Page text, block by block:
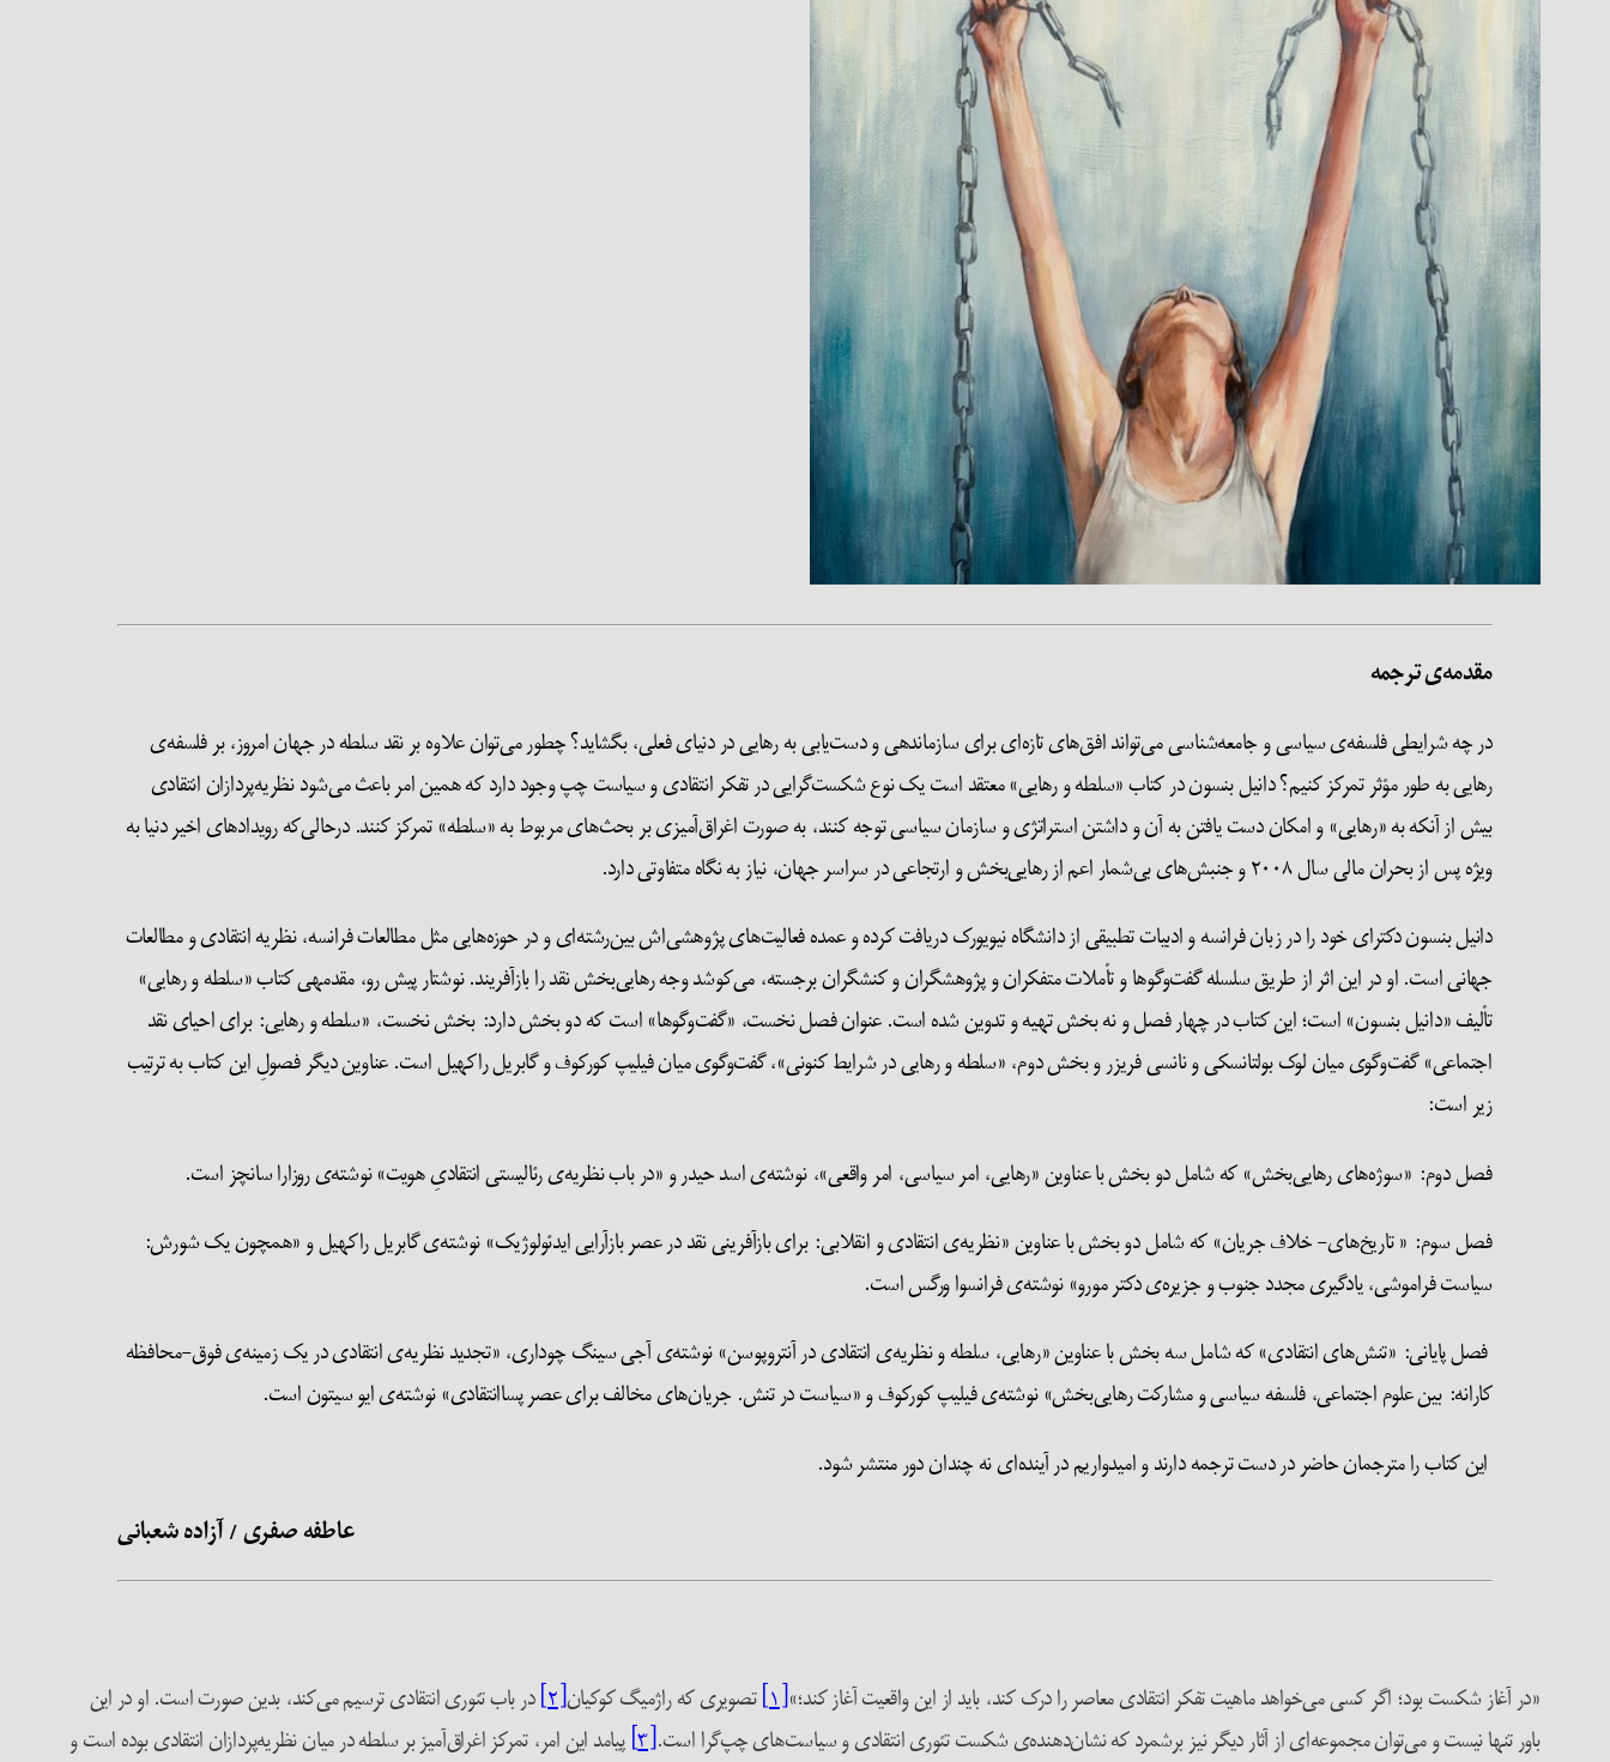
مقدمه‌ی ترجمه
در چه شرایطی فلسفه‌ی سیاسی و جامعه‌شناسی می‌تواند افق‌های تازه‌ای برای سازماندهی و دست‌یابی به رهایی در دنیای فعلی، بگشاید؟ چطور می‌توان علاوه بر نقد سلطه در جهان امروز، بر فلسفه‌ی
رهایی به طور مؤثر تمرکز کنیم؟ دانیل بنسون در کتاب «سلطه و رهایی» معتقد است یک نوع شکست‌گرایی در تفکر انتقادی و سیاست چپ وجود دارد که همین امر باعث می‌شود نظریه‌پردازان انتقادی
بیش از آنکه به «رهایی» و امکان دست یافتن به آن و داشتن استراتژی و سازمان سیاسی توجه کنند، به صورت اغراق‌آمیزی بر بحث‌های مربوط به «سلطه» تمرکز کنند. درحالی‌که رویدادهای اخیر دنیا به
ویژه پس از بحران مالی سال ۲۰۰۸ و جنبش‌های بی‌شمار اعم از رهایی‌بخش و ارتجاعی در سراسر جهان، نیاز به نگاه متفاوتی دارد.
دانیل بنسون دکترای خود را در زبان فرانسه و ادبیات تطبیقی از دانشگاه نیویورک دریافت کرده و عمده فعالیت‌های پژوهشی‌اش بین‌رشته‌ای و در حوزه‌هایی مثل مطالعات فرانسه، نظریه انتقادی و مطالعات
جهانی است. او در این اثر از طریق سلسله گفت‌وگوها و تأملات متفکران و پژوهشگران و کنشگران برجسته، می‌کوشد وجه رهایی‌بخش نقد را بازآفریند. نوشتار پیش رو، مقدمه­ی کتاب «سلطه و رهایی»
تألیف «دانیل بنسون» است؛ این کتاب در چهار فصل و نه بخش تهیه و تدوین شده است. عنوان فصل نخست، «گفت‌وگوها» است که دو بخش دارد: بخش نخست، «سلطه و رهایی: برای احیای نقد
اجتماعی» گفت‌وگوی میان لوک بولتانسکی و نانسی فریزر و بخش دوم، «سلطه و رهایی در شرایط کنونی»، گفت‌وگوی میان فیلیپ کورکوف و گابریل راکهیل است. عناوین دیگر فصولِ این کتاب به ترتیب
زیر است:
فصل دوم: «سوژه‌های رهایی‌بخش» که شامل دو بخش با عناوین «رهایی، امر سیاسی، امر واقعی»، نوشته‌ی اسد حیدر و «در باب نظریه‌ی رئالیستی انتقادیِ هویت» نوشته‌ی روزارا سانچز است.
فصل سوم: « تاریخ‌های- خلاف جریان» که شامل دو بخش با عناوین «نظریه‌ی انتقادی و انقلابی: برای بازآفرینی نقد در عصر بازآرایی ایدئولوژیک» نوشته‌ی گابریل راکهیل و «همچون یک شورش:
سیاست فراموشی، یادگیری مجدد جنوب و جزیره‌ی دکتر مورو» نوشته‌ی فرانسوا ورگس است.
فصل پایانی: «تنش‌های انتقادی» که شامل سه بخش با عناوین «رهایی، سلطه و نظریه‌ی انتقادی در آنتروپوسن» نوشته‌ی آجی سینگ چوداری، «تجدید نظریه‌ی انتقادی در یک زمینه‌ی فوق-محافظه
کارانه: بین علوم اجتماعی، فلسفه سیاسی و مشارکت رهایی‌بخش» نوشته‌ی فیلیپ کورکوف و «سیاست در تنش. جریان‌های مخالف برای عصر پساانتقادی» نوشته‌ی ایو سیتون است.
این کتاب را مترجمان حاضر در دست ترجمه دارند و امیدواریم در آینده‌ای نه چندان دور منتشر شود.
عاطفه صفری / آزاده شعبانی
«در آغاز شکست بود؛ اگر کسی می‌خواهد ماهیت تفکر انتقادی معاصر را درک کند، باید از این واقعیت آغاز کند؛»[۱] تصویری که راژمیگ کوکیان[۲] در باب تئوری انتقادی ترسیم می‌کند، بدین صورت است. او در این
باور تنها نیست و می‌توان مجموعه‌ای از آثار دیگر نیز برشمرد که نشان‌دهنده‌ی شکست تئوری انتقادی و سیاست‌های چپ‌گرا است.[۳]
پیامد این امر، تمرکز اغراق‌آمیز بر سلطه در میان نظریه‌پردازان انتقادی بوده است و